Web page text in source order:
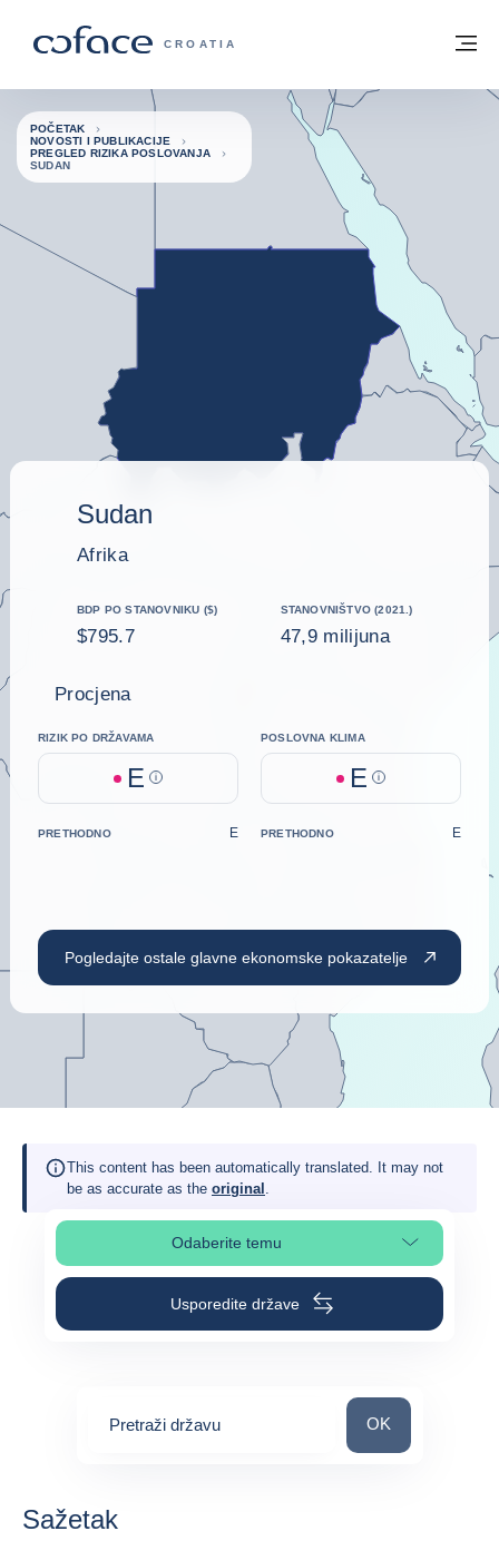
COFACE FOR TRADE - POČETNA
CROATIA
Povratak na početnu stranicu
POČETAK
NOVOSTI I PUBLIKACIJE
PREGLED RIZIKA POSLOVANJA
SUDAN
Sudan
Afrika
BDP PO STANOVNIKU ($)
$795.7
STANOVNIŠTVO (2021.)
47,9 milijuna
Procjena
RIZIK PO DRŽAVAMA
E Help
POSLOVNA KLIMA
E Help
PRETHODNO E PRETHODNO E
Pogledajte ostale glavne ekonomske pokazatelje
This content has been automatically translated. It may not
be as accurate as the original .
Odaberite temuOdaberite odjeljak na stranici
Usporedite države
Pretraži državu Pretraži državu
OK
Sažetak